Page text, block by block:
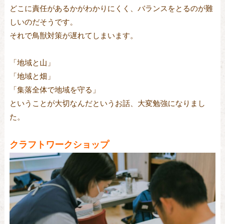
どこに責任があるかがわかりにくく、バランスをとるのが難
しいのだそうです。
それで鳥獣対策が遅れてしまいます。
「地域と山」
「地域と畑」
「集落全体で地域を守る」
ということが大切なんだというお話、大変勉強になりまし
た。
クラフトワークショップ